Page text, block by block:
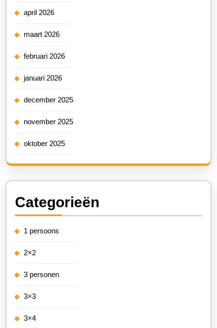
april 2026
maart 2026
februari 2026
januari 2026
december 2025
november 2025
oktober 2025
Categorieën
1 persoons
2×2
3 personen
3×3
3×4